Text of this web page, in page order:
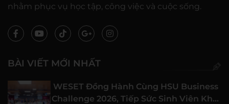
nhằm phục vụ học tập, công việc và cuộc sống.
BÀI VIẾT MỚI NHẤT
WESET Đồng Hành Cùng HSU Business
Challenge 2026, Tiếp Sức Sinh Viên Khởi